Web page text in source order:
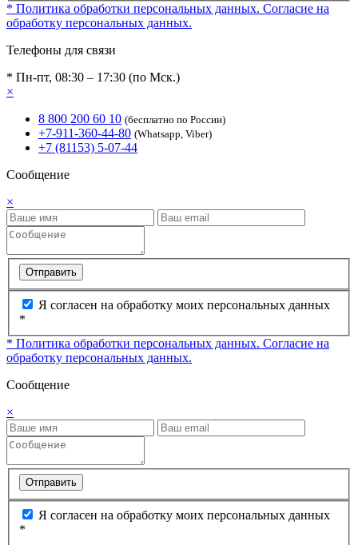
* Политика обработки персональных данных. Согласие на
обработку персональных данных.
Телефоны для связи
* Пн-пт, 08:30 – 17:30 (по Мск.)
×
8 800 200 60 10 (бесплатно по России)
+7-911-360-44-80 (Whatsapp, Viber)
+7 (81153) 5-07-44
Сообщение
×
Отправить
Я согласен на обработку моих персональных данных
*
* Политика обработки персональных данных. Согласие на
обработку персональных данных.
Сообщение
×
Отправить
Я согласен на обработку моих персональных данных
*